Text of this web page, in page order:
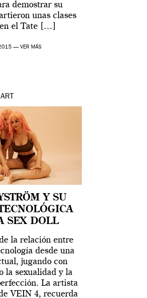
demostrar su
unas clases
el Tate […]
— VER MÁS
ART
Y SU
SEX DOLL
la relación entre
desde una
jugando con
la sexualidad y la
La artista
VEIN 4, recuerda